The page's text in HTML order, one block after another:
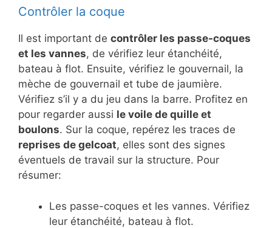
Contrôler la coque
Il est important de contrôler les passe-coques
et les vannes, de vérifiez leur étanchéité,
bateau à flot. Ensuite, vérifiez le gouvernail, la
mèche de gouvernail et tube de jaumière.
Vérifiez s’il y a du jeu dans la barre. Profitez en
pour regarder aussi le voile de quille et
boulons. Sur la coque, repérez les traces de
reprises de gelcoat, elles sont des signes
éventuels de travail sur la structure. Pour
résumer:
Les passe-coques et les vannes. Vérifiez
leur étanchéité, bateau à flot.